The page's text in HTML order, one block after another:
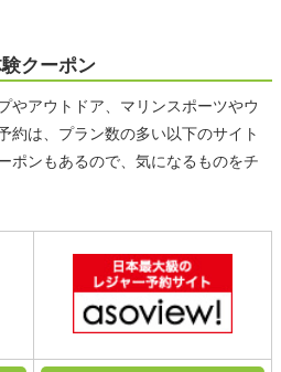
クーポン
やアウトドア、マリンスポーツやウ
約は、プラン数の多い以下のサイト
ポンもあるので、気になるものをチ